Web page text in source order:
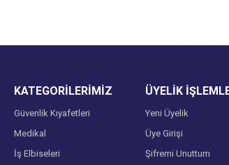
KATEGORİLERİMİZ
Güvenlik Kıyafetleri
Medikal
İş Elbiseleri
ÜYELİK
Yeni Üyelik
Üye Girişi
Şifremi Unuttum